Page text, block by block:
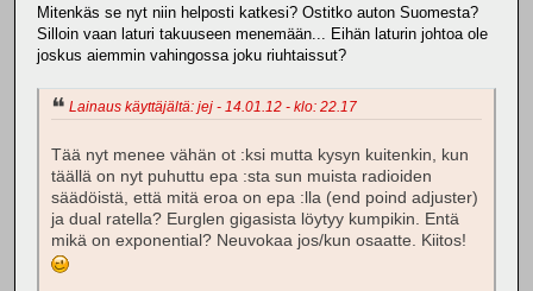
Mitenkäs se nyt niin helposti katkesi? Ostitko auton Suomesta?
Silloin vaan laturi takuuseen menemään... Eihän laturin johtoa ole
joskus aiemmin vahingossa joku riuhtaissut?
Lainaus käyttäjältä: jej - 14.01.12 - klo: 22.17
Tää nyt menee vähän ot :ksi mutta kysyn kuitenkin, kun
täällä on nyt puhuttu epa :sta sun muista radioiden
säädöistä, että mitä eroa on epa :lla (end poind adjuster)
ja dual ratella? Eurglen gigasista löytyy kumpikin. Entä
mikä on exponential? Neuvokaa jos/kun osaatte. Kiitos!